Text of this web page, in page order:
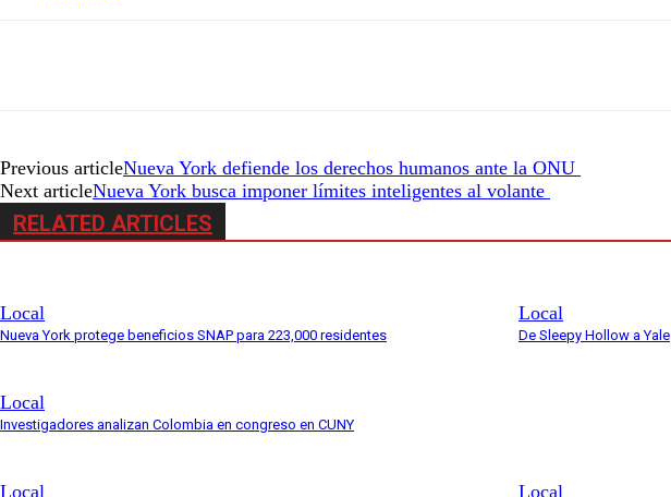
Previous articleNueva York defiende los derechos humanos ante la ONU
Next articleNueva York busca imponer límites inteligentes al volante
RELATED ARTICLES
Local
Nueva York protege beneficios SNAP para 223,000 residentes
Local
De Sleepy Hollow a Yale
Local
Investigadores analizan Colombia en congreso en CUNY
Local Local